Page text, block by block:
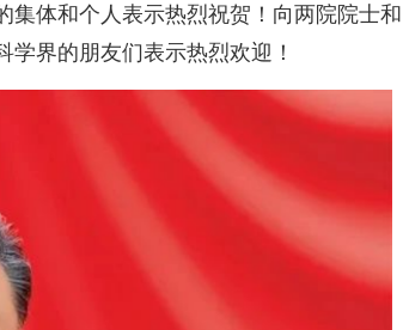
集体和个人表示热烈祝贺！向两院院士和
界的朋友们表示热烈欢迎！